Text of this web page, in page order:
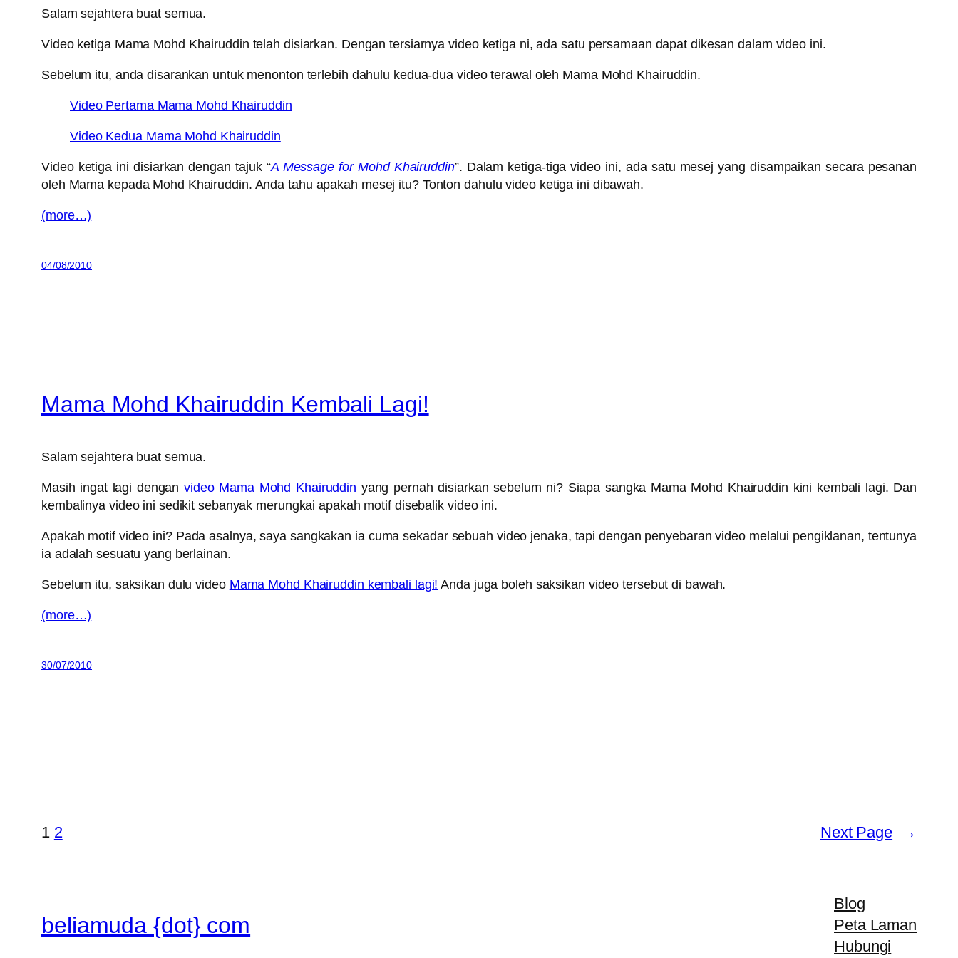
Salam sejahtera buat semua.
Video ketiga Mama Mohd Khairuddin telah disiarkan. Dengan tersiarnya video ketiga ni, ada satu persamaan dapat dikesan dalam video ini.
Sebelum itu, anda disarankan untuk menonton terlebih dahulu kedua-dua video terawal oleh Mama Mohd Khairuddin.
Video Pertama Mama Mohd Khairuddin
Video Kedua Mama Mohd Khairuddin
Video ketiga ini disiarkan dengan tajuk “A Message for Mohd Khairuddin”. Dalam ketiga-tiga video ini, ada satu mesej yang disampaikan secara pesanan
oleh Mama kepada Mohd Khairuddin. Anda tahu apakah mesej itu? Tonton dahulu video ketiga ini dibawah.
(more…)
04/08/2010
Mama Mohd Khairuddin Kembali Lagi!
Salam sejahtera buat semua.
Masih ingat lagi denganvideo Mama Mohd Khairuddin yang pernah disiarkan sebelum ni? Siapa sangka Mama Mohd Khairuddin kini kembali lagi. Dan
kembalinya video ini sedikit sebanyak merungkai apakah motif disebalik video ini.
Apakah motif video ini? Pada asalnya, saya sangkakan ia cuma sekadar sebuah video jenaka, tapi dengan penyebaran video melalui pengiklanan, tentunya
ia adalah sesuatu yang berlainan.
Sebelum itu, saksikan dulu video Mama Mohd Khairuddin kembali lagi! Anda juga boleh saksikan video tersebut di bawah.
(more…)
30/07/2010
1 2 Next Page →
beliamuda {dot} com
Blog
Peta Laman
Hubungi